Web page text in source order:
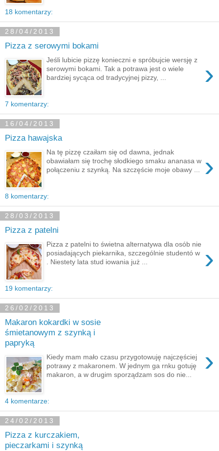
18 komentarzy:
28/04/2013
Pizza z serowymi bokami
›
Jeśli lubicie pizzę konieczni e spróbujcie wersję z
serowymi bokami. Tak a potrawa jest o wiele
bardziej sycąca od tradycyjnej pizzy, ...
7 komentarzy:
16/04/2013
Pizza hawajska
›
Na tę pizzę czaiłam się od dawna, jednak
obawiałam się trochę słodkiego smaku ananasa w
połączeniu z szynką. Na szczęście moje obawy ...
8 komentarzy:
28/03/2013
Pizza z patelni
›
Pizza z patelni to świetna alternatywa dla osób nie
posiadających piekarnika, szczególnie studentó w
. Niestety lata stud iowania już ...
19 komentarzy:
26/02/2013
Makaron kokardki w sosie
śmietanowym z szynką i
papryką
›
Kiedy mam mało czasu przygotowuję najczęściej
potrawy z makaronem. W jednym ga rnku gotuję
makaron, a w drugim sporządzam sos do nie...
4 komentarze:
24/02/2013
Pizza z kurczakiem,
pieczarkami i szynką